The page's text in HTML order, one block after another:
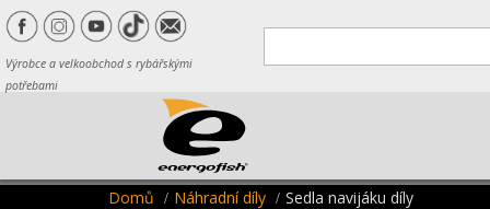
Výrobce a velkoobchod s rybářskými
potřebami
Domů Náhradní díly Sedla navijáku díly